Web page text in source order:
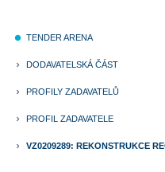
fiber_manual_record TENDER ARENA
keyboard_arrow_right DODAVATELSKÁ ČÁST
keyboard_arrow_right PROFILY ZADAVATELŮ
keyboard_arrow_right PROFIL ZADAVATELE
keyboard_arrow_right VZ0209289: REKONSTRUKCE